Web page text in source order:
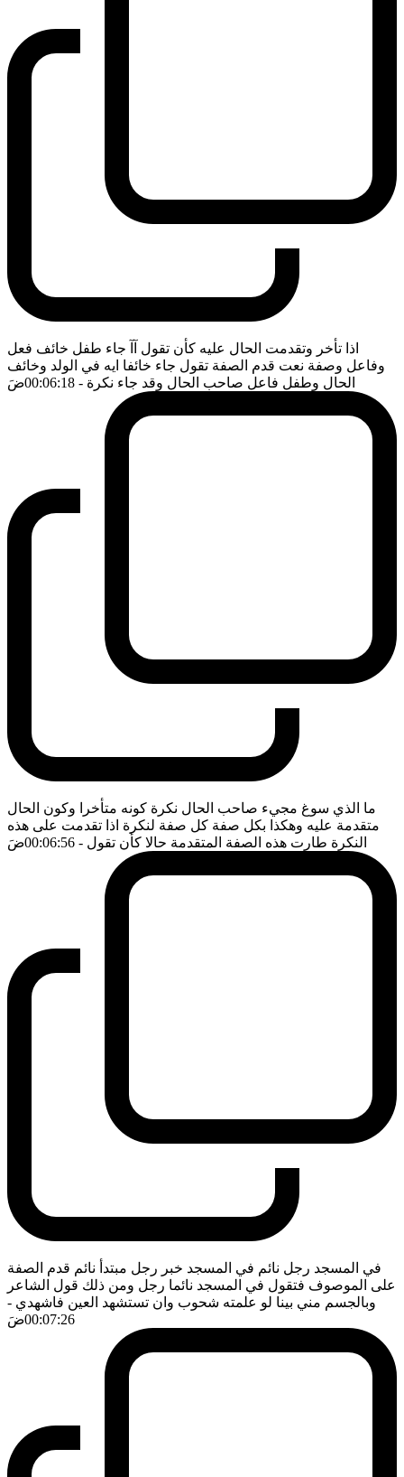
اذا تأخر وتقدمت الحال عليه كأن تقول آآ جاء طفل خائف فعل
وفاعل وصفة نعت قدم الصفة تقول جاء خائفا ايه في الولد وخائف
الحال وطفل فاعل صاحب الحال وقد جاء نكرة - 00:06:18 ضَ
ما الذي سوغ مجيء صاحب الحال نكرة كونه متأخرا وكون الحال
متقدمة عليه وهكذا بكل صفة كل صفة لنكرة اذا تقدمت على هذه
النكرة طارت هذه الصفة المتقدمة حالا كأن تقول - 00:06:56 ضَ
في المسجد رجل نائم في المسجد خبر رجل مبتدأ نائم قدم الصفة
على الموصوف فتقول في المسجد نائما رجل ومن ذلك قول الشاعر
وبالجسم مني بينا لو علمته شحوب وان تستشهد العين فاشهدي -
00:07:26ضَ